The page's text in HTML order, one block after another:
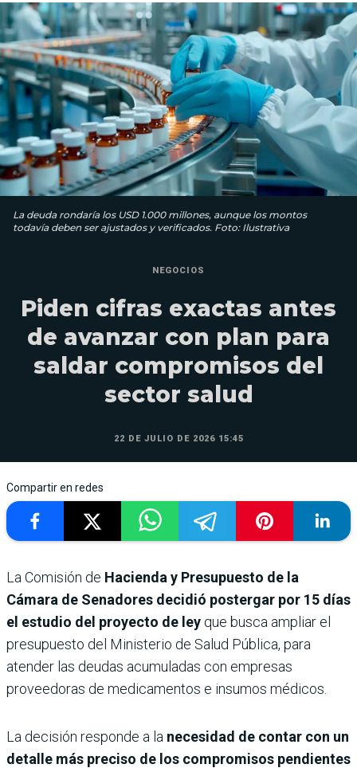
La deuda rondaría los USD 1.000 millones, aunque los montos
todavía deben ser ajustados y verificados. Foto: Ilustrativa
NEGOCIOS
Piden cifras exactas antes
de avanzar con plan para
saldar compromisos del
sector salud
22 DE JULIO DE 2026 15:45
Compartir en redes
La Comisión de Hacienda y Presupuesto de la
Cámara de Senadores decidió postergar por 15 días
el estudio del proyecto de ley que busca ampliar el
presupuesto del Ministerio de Salud Pública, para
atender las deudas acumuladas con empresas
proveedoras de medicamentos e insumos médicos.
La decisión responde a la necesidad de contar con un
detalle más preciso de los compromisos pendientes